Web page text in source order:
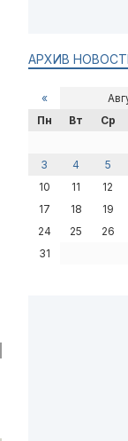
АРХИВ
«
Пн
Вт Ср
3
4 5
10
11 12
17
18 19
24
25 26
31